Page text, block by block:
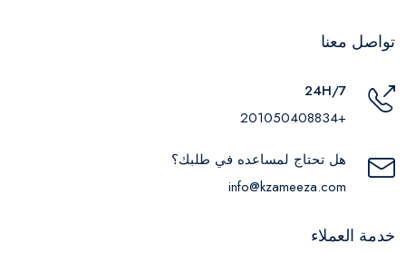
تواصل معنا
24H/7
+201050408834
هل تحتاج لمساعده في طلبك؟
info@kzameeza.com
خدمة العملاء